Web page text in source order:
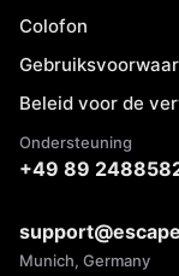
Colofon
Beleid voor de
Ondersteuning
+49 89
Munich, Germany